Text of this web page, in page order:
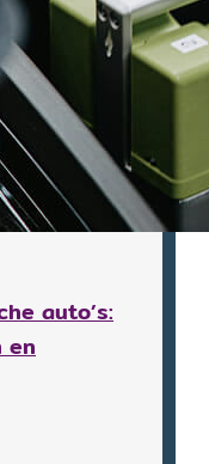
auto’s:
en